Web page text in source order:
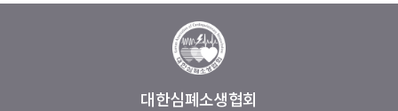
대한심폐소생협회